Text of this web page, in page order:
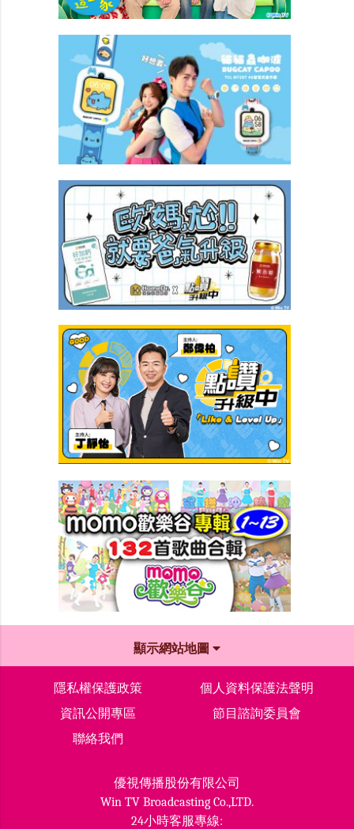
顯示網站地圖
隱私權保護政策
個人資料保護法聲明
資訊公開專區
節目諮詢委員會
聯絡我們
優視傳播股份有限公司
Win TV Broadcasting Co.,LTD.
24小時客服專線: